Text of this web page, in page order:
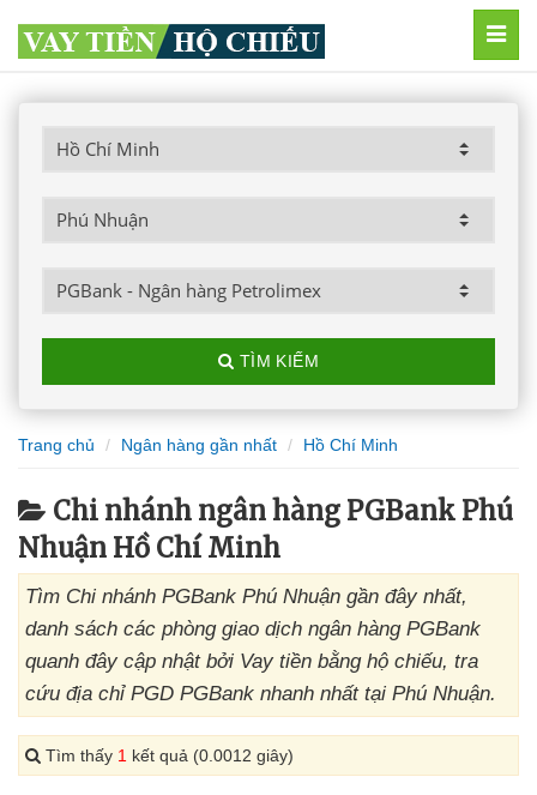
TÌM KIẾM
Trang chủ Ngân hàng gần nhất Hồ Chí Minh
Chi nhánh ngân hàng PGBank Phú
Nhuận Hồ Chí Minh
Tìm Chi nhánh PGBank Phú Nhuận gần đây nhất,
danh sách các phòng giao dịch ngân hàng PGBank
quanh đây cập nhật bởi Vay tiền bằng hộ chiếu, tra
cứu địa chỉ PGD PGBank nhanh nhất tại Phú Nhuận.
Tìm thấy 1 kết quả (0.0012 giây)